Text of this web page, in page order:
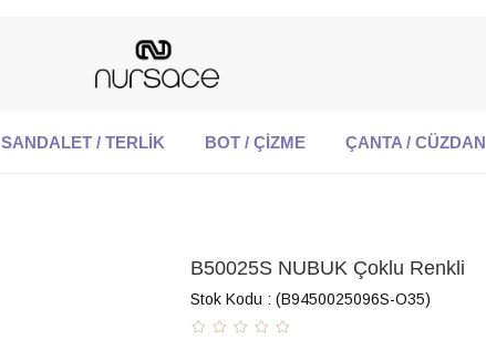
SANDALET / TERLİK BOT / ÇİZME ÇANTA / CÜZDAN
B50025S NUBUK Çoklu Renkli
Stok Kodu (B9450025096S-O35)